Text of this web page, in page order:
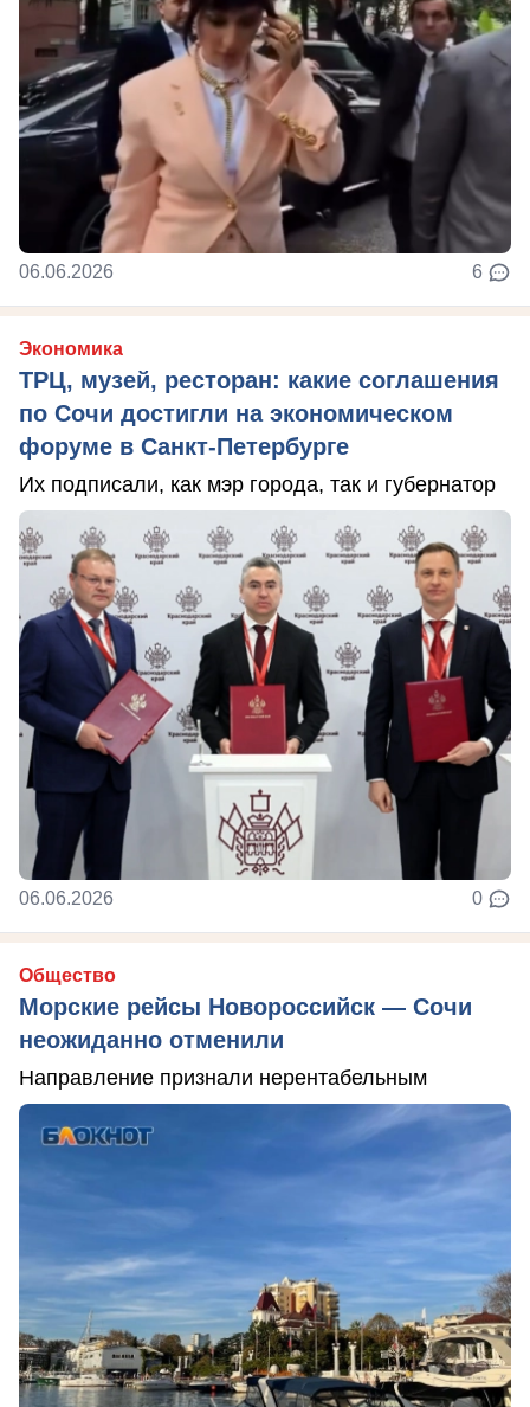
06.06.2026 6
Экономика
ТРЦ, музей, ресторан: какие соглашения
по Сочи достигли на экономическом
форуме в Санкт-Петербурге
Их подписали, как мэр города, так и губернатор
06.06.2026 0
Общество
Морские рейсы Новороссийск — Сочи
неожиданно отменили
Направление признали нерентабельным